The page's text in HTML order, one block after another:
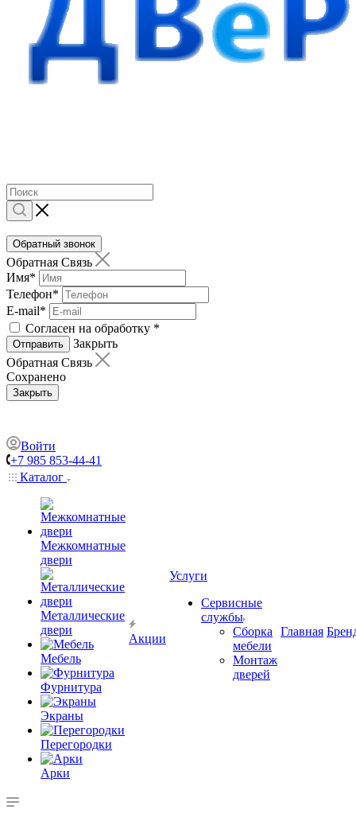
Обратный звонок
Обратная Связь
Имя*
Телефон*
E-mail*
Согласен на обработку *
Отправить
Закрыть
Обратная Связь
Сохранено
Закрыть
Войти
+7 985 853-44-41
Каталог
Межкомнатные
двери
Металлические
двери
Мебель
Фурнитура
Экраны
Перегородки
Арки
Акции
Услуги
Сервисные
службы
Сборка
мебели
Монтаж
дверей
Главная